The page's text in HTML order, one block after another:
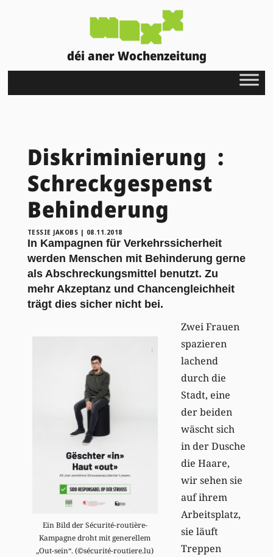
déi aner Wochenzeitung
Diskriminierung :
Schreckgespenst
Behinderung
TESSIE JAKOBS | 08.11.2018
In Kampagnen für Verkehrssicherheit
werden Menschen mit Behinderung gerne
als Abschreckungsmittel benutzt. Zu
mehr Akzeptanz und Chancengleichheit
trägt dies sicher nicht bei.
Ein Bild der Sécurité-routière-
Kampagne droht mit generellem
„Out-sein“. (©sécurité-routiere.lu)
Zwei Frauen
spazieren
lachend
durch die
Stadt, eine
der beiden
wäscht sich
in der Dusche
die Haare,
wir sehen sie
auf ihrem
Arbeitsplatz,
sie läuft
Treppen